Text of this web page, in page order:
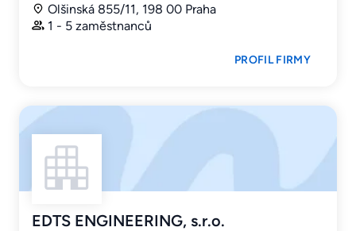
Olšinská 855/11, 198 00 Praha
1 - 5 zaměstnanců
PROFIL FIRMY
EDTS ENGINEERING, s.r.o.